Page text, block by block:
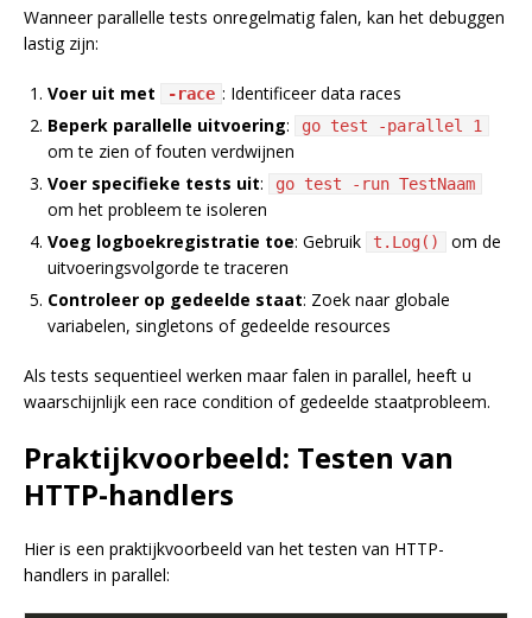
Wanneer parallelle tests onregelmatig falen, kan het debuggen
lastig zijn:
Voer uit met -race : Identificeer data races
Beperk parallelle uitvoering: go test -parallel 1
om te zien of fouten verdwijnen
Voer specifieke tests uit: go test -run TestNaam
om het probleem te isoleren
Voeg logboekregistratie toe: Gebruik t.Log()
om de
uitvoeringsvolgorde te traceren
Controleer op gedeelde staat: Zoek naar globale
variabelen, singletons of gedeelde resources
Als tests sequentieel werken maar falen in parallel, heeft u
waarschijnlijk een race condition of gedeelde staatprobleem.
Praktijkvoorbeeld: Testen van
HTTP-handlers
Hier is een praktijkvoorbeeld van het testen van HTTP-
handlers in parallel: